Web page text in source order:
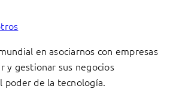
en asociarnos con empresas
y gestionar sus negocios
poder de la tecnología.